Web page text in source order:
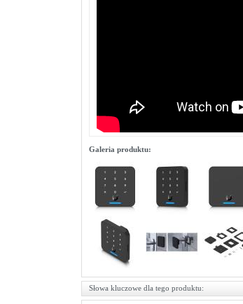
Galeria produktu:
Słowa kluczowe dla tego produktu: